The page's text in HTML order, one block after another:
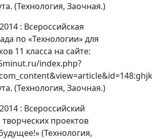
(Технология, Заочная.)
: Всероссийская
по «Технологии» для
11 класса на сайте:
index.php?
(Технология, Заочная.)
: Всероссийский
творческих проектов
(Технология,